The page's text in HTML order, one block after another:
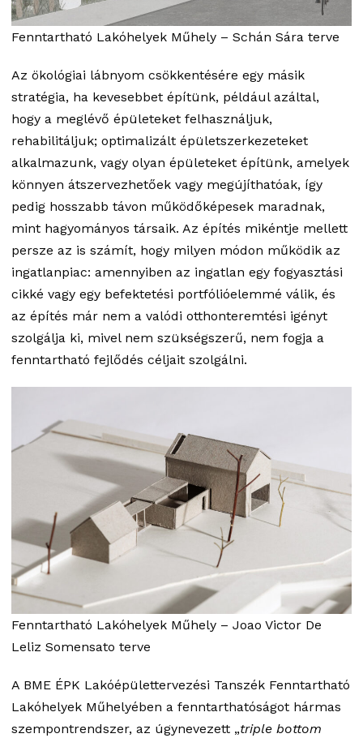
Fenntartható Lakóhelyek Műhely – Schán Sára terve
Az ökológiai lábnyom csökkentésére egy másik
stratégia, ha kevesebbet építünk, például azáltal,
hogy a meglévő épületeket felhasználjuk,
rehabilitáljuk; optimalizált épületszerkezeteket
alkalmazunk, vagy olyan épületeket építünk, amelyek
könnyen átszervezhetőek vagy megújíthatóak, így
pedig hosszabb távon működőképesek maradnak,
mint hagyományos társaik. Az építés mikéntje mellett
persze az is számít, hogy milyen módon működik az
ingatlanpiac: amennyiben az ingatlan egy fogyasztási
cikké vagy egy befektetési portfólióelemmé válik, és
az építés már nem a valódi otthonteremtési igényt
szolgálja ki, mivel nem szükségszerű, nem fogja a
fenntartható fejlődés céljait szolgálni.
Fenntartható Lakóhelyek Műhely – Joao Victor De
Leliz Somensato terve
A BME ÉPK Lakóépülettervezési Tanszék Fenntartható
Lakóhelyek Műhelyében a fenntarthatóságot hármas
szempontrendszer, az úgynevezett „triple bottom